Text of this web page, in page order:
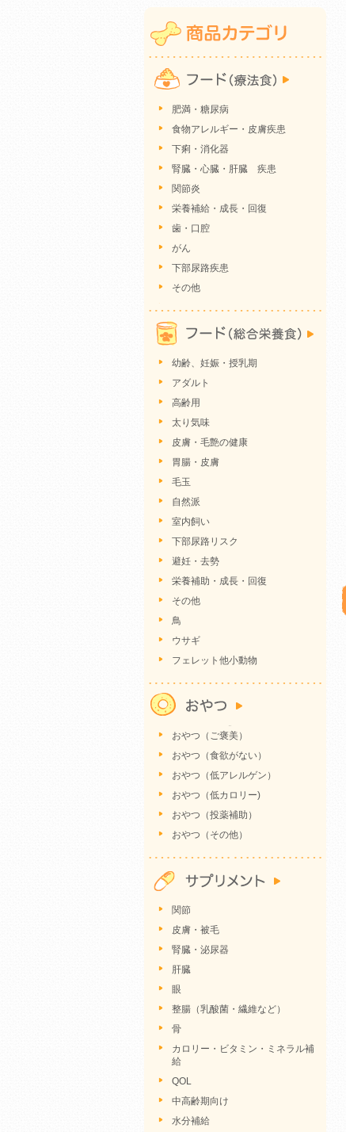
肥満・糖尿病
食物アレルギー・皮膚疾患
下痢・消化器
腎臓・心臓・肝臓 疾患
関節炎
栄養補給・成長・回復
歯・口腔
がん
下部尿路疾患
その他
幼齢、妊娠・授乳期
アダルト
高齢用
太り気味
皮膚・毛艶の健康
胃腸・皮膚
毛玉
自然派
室内飼い
下部尿路リスク
避妊・去勢
栄養補助・成長・回復
その他
鳥
ウサギ
フェレット他小動物
おやつ（ご褒美）
おやつ（食欲がない）
おやつ（低アレルゲン）
おやつ（低カロリー)
おやつ（投薬補助）
おやつ（その他）
関節
皮膚・被毛
腎臓・泌尿器
肝臓
眼
整腸（乳酸菌・繊維など）
骨
カロリー・ビタミン・ミネラル補
給
QOL
中高齢期向け
水分補給